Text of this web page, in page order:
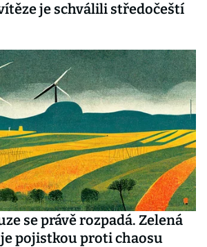
je schválili středočeští
se právě rozpadá. Zelená
pojistkou proti chaosu